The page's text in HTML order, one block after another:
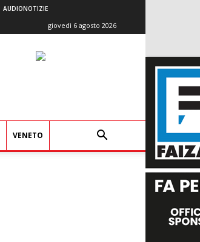
AUDIONOTIZIE
giovedì 6 agosto 2026
VENETO